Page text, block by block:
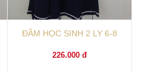
ĐẦM HỌC SINH 2 LY 6-8
226.000 đ